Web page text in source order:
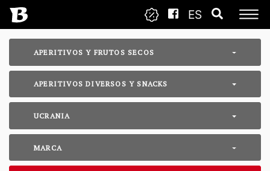
ES
APERITIVOS Y FRUTOS SECOS
APERITIVOS DIVERSOS Y SNACKS
UCRANIA
MARCA